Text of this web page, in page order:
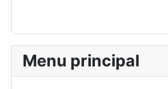
Menu principal